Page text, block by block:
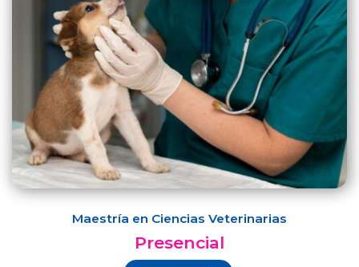
Maestría en Ciencias Veterinarias
Presencial